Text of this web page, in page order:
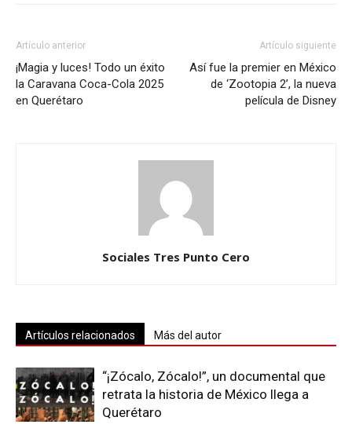
Artículo anterior
¡Magia y luces! Todo un éxito
la Caravana Coca-Cola 2025
en Querétaro
Artículo siguiente
Así fue la premier en México
de ‘Zootopia 2’, la nueva
película de Disney
Sociales Tres Punto Cero
Artículos relacionados Más del autor
“¡Zócalo, Zócalo!”, un documental que
retrata la historia de México llega a
Querétaro